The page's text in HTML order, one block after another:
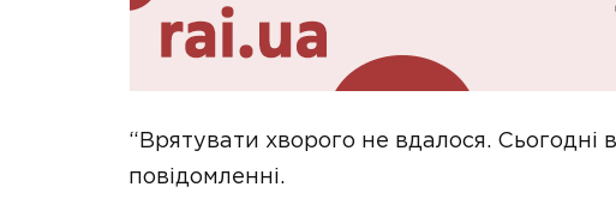
“Врятувати хворого не вдалося. Сьогодні
повідомленні.